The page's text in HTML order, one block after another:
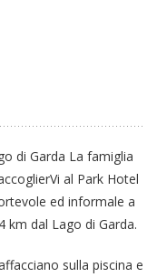
di Garda La famiglia
al Park Hotel
ed informale a
km dal Lago di Garda.
sulla piscina e